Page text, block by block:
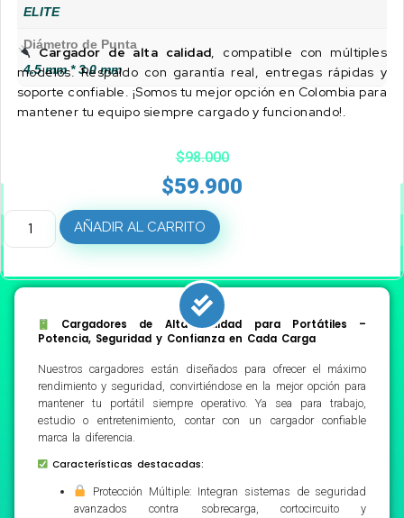
ELITE
Diámetro de Punta
4.5 mm * 3.0 mm
Cargador de alta calidad, compatible con múltiples
modelos. Respaldo con garantía real, entregas rápidas y
soporte confiable. ¡Somos tu mejor opción en Colombia para
mantener tu equipo siempre cargado y funcionando!.
$98.000
$59.900
AÑADIR AL CARRITO
Cargadores de Alta Calidad para Portátiles –
Potencia, Seguridad y Confianza en Cada Carga
Nuestros cargadores están diseñados para ofrecer el máximo
rendimiento y seguridad, convirtiéndose en la mejor opción para
mantener tu portátil siempre operativo. Ya sea para trabajo,
estudio o entretenimiento, contar con un cargador confiable
marca la diferencia.
Características destacadas:
Protección Múltiple: Integran sistemas de seguridad
avanzados contra sobrecarga, cortocircuito y